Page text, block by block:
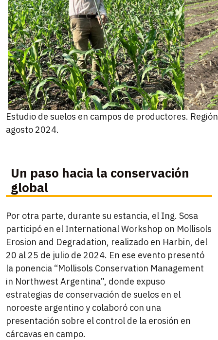
Estudio de suelos en campos de productores.
agosto 2024.
Un paso hacia la conservación
global
Por otra parte, durante su estancia, el Ing. Sosa
participó en el International Workshop on Mollisols
Erosion and Degradation, realizado en Harbin, del
20 al 25 de julio de 2024. En ese evento presentó
la ponencia “Mollisols Conservation Management
in Northwest Argentina”, donde expuso
estrategias de conservación de suelos en el
noroeste argentino y colaboró con una
presentación sobre el control de la erosión en
cárcavas en campo.